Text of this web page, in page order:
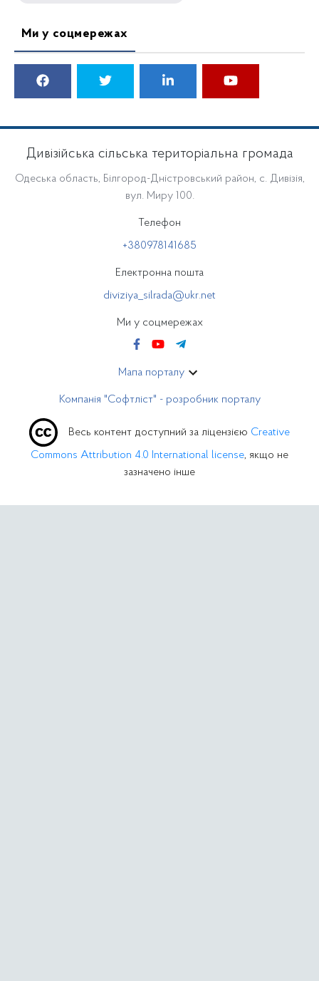
Ми у соцмережах
Дивізійська сільська територіальна громада
Одеська область, Білгород-Дністровський район, с. Дивізія,
вул. Миру 100.
Телефон
+380978141685
Електронна пошта
diviziya_silrada@ukr.net
Ми у соцмережах
Мапа порталу
Компанія "Софтліст" - розробник порталу
Весь контент доступний за ліцензією Creative
Commons Attribution 4.0 International license, якщо не
зазначено інше